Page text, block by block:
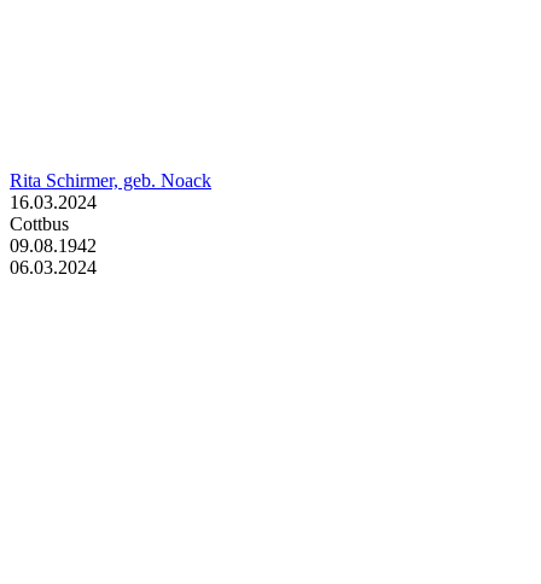
Rita Schirmer, geb. Noack
16.03.2024
Cottbus
09.08.1942
06.03.2024